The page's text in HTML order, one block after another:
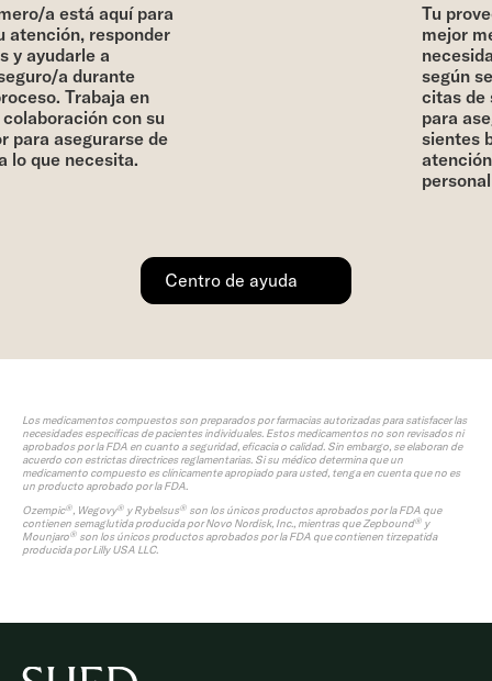
a está aquí para
responder
y ayudarle a
a durante
Trabaja en
con su
para asegurarse de
lo que necesita.
Tu
mejor
según
citas de
para
sientes
Centro de ayuda
Los medicamentos compuestos son preparados por farmacias autorizadas para satisfacer las
necesidades específicas de pacientes individuales. Estos medicamentos no son revisados ni
aprobados por la FDA en cuanto a seguridad, eficacia o calidad. Sin embargo, se elaboran de
acuerdo con estrictas directrices reglamentarias. Si su médico determina que un
medicamento compuesto es clínicamente apropiado para usted, tenga en cuenta que no es
un producto aprobado por la FDA.
Ozempic®, Wegovy® y Rybelsus® son los únicos productos aprobados por la FDA que
contienen semaglutida producida por Novo Nordisk, Inc., mientras que Zepbound® y
Mounjaro® son los únicos productos aprobados por la FDA que contienen tirzepatida
producida por Lilly USA LLC.